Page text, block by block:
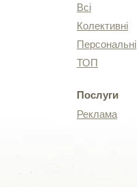
Всі
Колективні
Персональні
ТОП
Послуги
Реклама